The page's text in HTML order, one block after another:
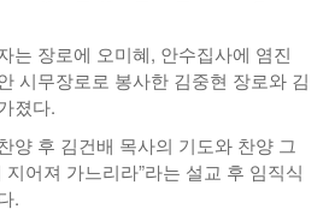
는 장로에 오미혜, 안수집사에 염진
시무장로로 봉사한 김중현 장로와 김
졌다.
양 후 김건배 목사의 기도와 찬양 그
어져 가느리라”라는 설교 후 임직식
.